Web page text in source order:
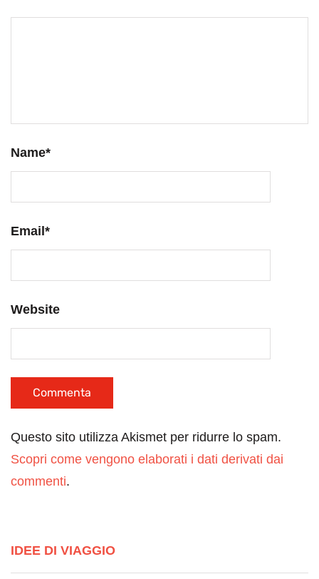
Name*
Email *
Website
Questo sito utilizza Akismet per ridurre lo spam.
Scopri come vengono elaborati i dati derivati dai
commenti.
IDEE DI VIAGGIO